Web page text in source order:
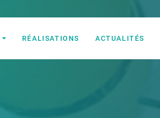
RÉALISATIONS ACTUALITÉS